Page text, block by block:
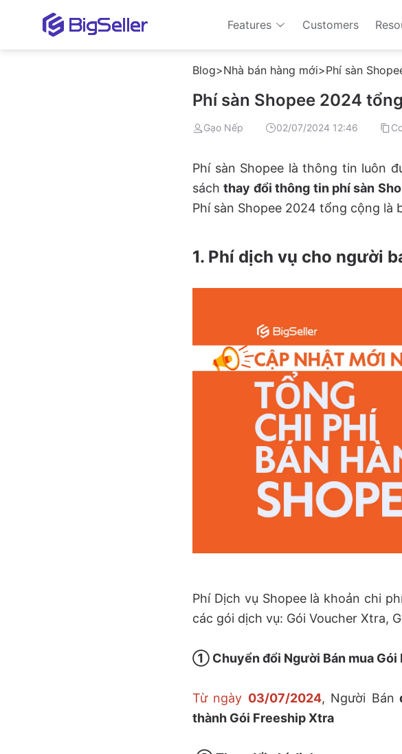
Features Customers
Blog>Nhà bán hàng mới>Phí sàn
Phí sàn Shopee 2024
Gạo Nếp 02/07/2024 12:46
Phí sàn Shopee là thông tin luôn
sáchthay đổi thông tin phí sàn
Phí sàn Shopee 2024 tổng cộng là
1. Phí dịch vụ cho người
Phí Dịch vụ Shopee là khoản chi
các gói dịch vụ: Gói Voucher Xtra,
① Chuyển đổi Người Bán mua Gói
Từ ngày 03/07/2024, Người Bán
thành Gói Freeship Xtra